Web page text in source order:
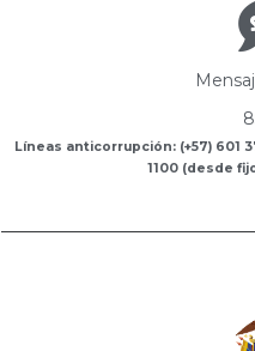
Líneas anticorrupción: (+57) 601
1100 (desde